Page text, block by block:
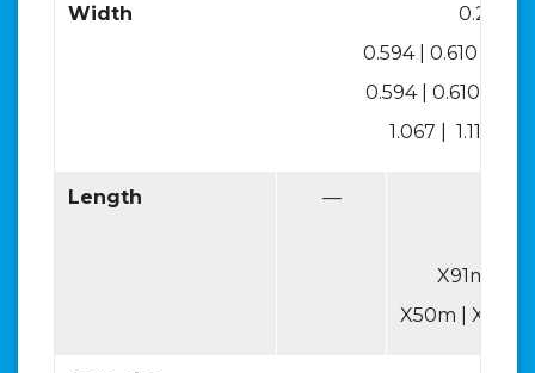
Width
0.297 |
0.594 | 0.610 |
0.594 | 0.610 |
1.067 | 1.118
Length —
X91m |
X50m | X90m